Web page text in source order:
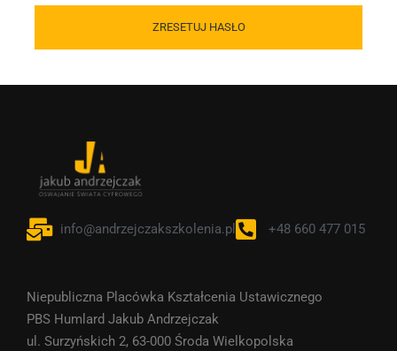
info@andrzejczakszkolenia.pl +48 660 477 015
Niepubliczna Placówka Kształcenia Ustawicznego
PBS Humlard Jakub Andrzejczak
ul. Surzyńskich 2, 63-000 Środa Wielkopolska